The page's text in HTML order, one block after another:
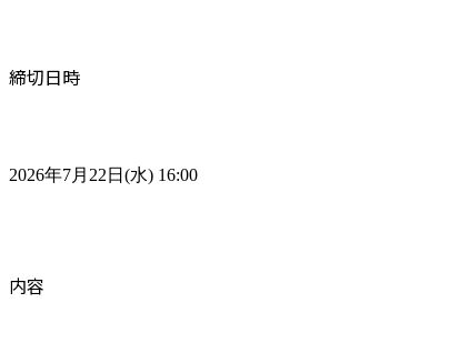
締切日時
2026年7月22日(水) 16:00
内容